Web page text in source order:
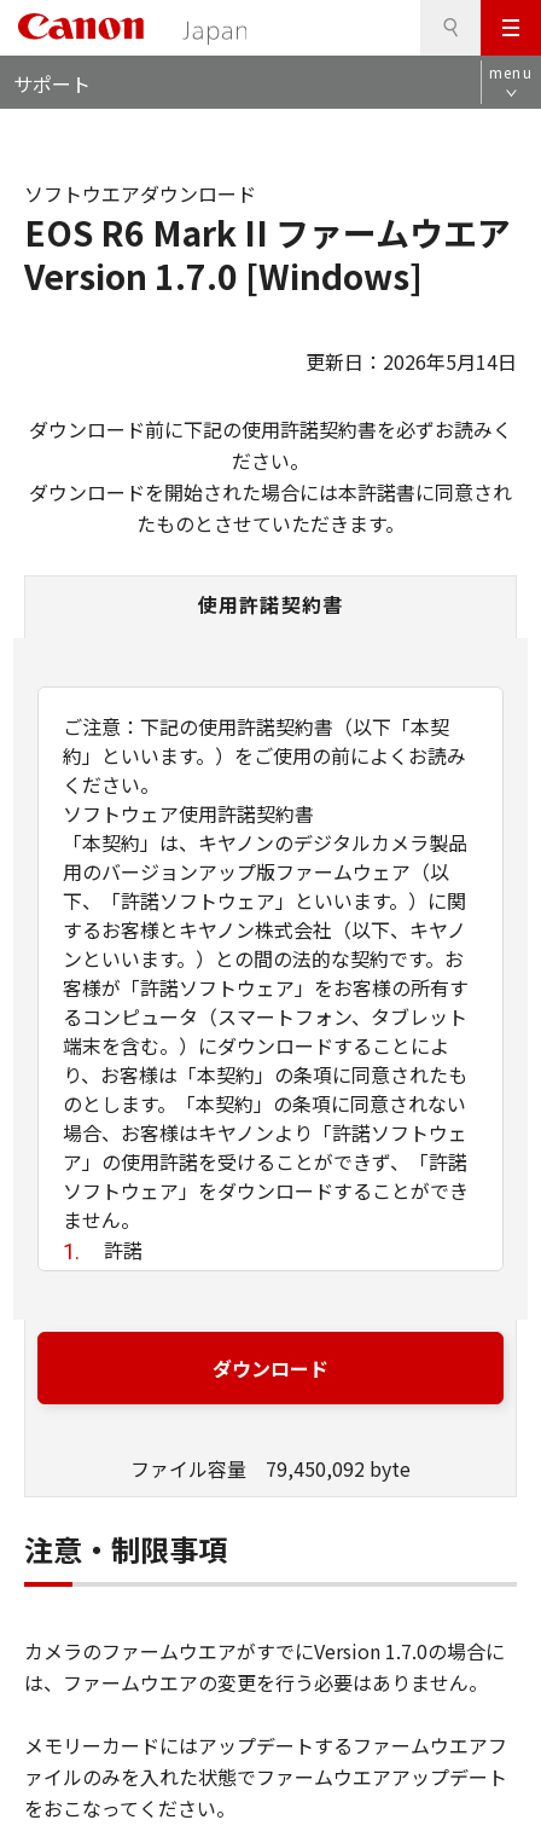
メ
ニ
ュ
サポート menu
EOS R6 Mark II ファームウエア
Version 1.7.0 [Windows]
ソフトウエアダウンロード
更新日：2026年5月14日
ダウンロード前に下記の使用許諾契約書を必ずお読みく
ださい。
ダウンロードを開始された場合には本許諾書に同意され
たものとさせていただきます。
使用許諾契約書
ご注意：下記の使用許諾契約書（以下「本契
約」といいます。）をご使用の前によくお読み
ください。
ソフトウェア使用許諾契約書
「本契約」は、キヤノンのデジタルカメラ製品
用のバージョンアップ版ファームウェア（以
下、「許諾ソフトウェア」といいます。）に関
するお客様とキヤノン株式会社（以下、キヤノ
ンといいます。）との間の法的な契約です。お
客様が「許諾ソフトウェア」をお客様の所有す
るコンピュータ（スマートフォン、タブレット
端末を含む。）にダウンロードすることによ
り、お客様は「本契約」の条項に同意されたも
のとします。「本契約」の条項に同意されない
場合、お客様はキヤノンより「許諾ソフトウェ
ア」の使用許諾を受けることができず、「許諾
ソフトウェア」をダウンロードすることができ
ません。
許諾
(1) お客様は、「許諾ソフトウェア」を、
（スマートフォン、タブレット端末を含
む。）を経由してインストールし、かかる
ができます。
(2) 「本契約」に明示的に定める場合を除
き、キヤノンおよびキヤノンのライセンサ
ーのいかなる知的財産権も、明示たると黙
示たるとを問わず、「本契約」によってお
りません。
(3) 「許諾ソフトウェア」には、オープン
かかるオープンソースソフトウェアに対し
ては、「本契約」のいかなる規定にもかか
わらず、キヤノンのデジタルカメラ製品の
ダウンロード
ファイル容量 79,450,092 byte
注意・制限事項
カメラのファームウエアがすでにVersion 1.7.0の場合に
は、ファームウエアの変更を行う必要はありません。
メモリーカードにはアップデートするファームウエアフ
ァイルのみを入れた状態でファームウエアアップデート
をおこなってください。